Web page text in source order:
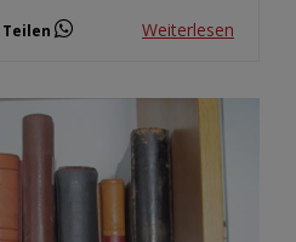
Teilen Weiterlesen